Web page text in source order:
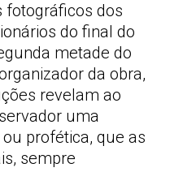
fotográficos dos
do final do
metade do
da obra,
revelam ao
uma
profética, que as
sempre